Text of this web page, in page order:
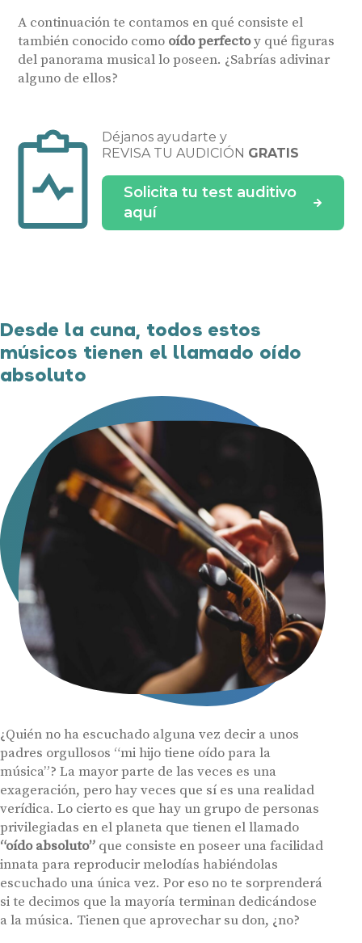
A continuación te contamos en qué consiste el
también conocido como oído perfectoy qué figuras
del panorama musical lo poseen. ¿Sabrías adivinar
alguno de ellos?
Déjanos ayudarte y
REVISA TU AUDICIÓN GRATIS
Solicita tu test auditivo
aquí
Desde la cuna, todos estos
músicos tienen el llamado oído
absoluto
¿Quién no ha escuchado alguna vez decir a unos
padres orgullosos “mi hijo tiene oído para la
música”? La mayor parte de las veces es una
exageración, pero hay veces que sí es una realidad
verídica. Lo cierto es que hay un grupo de personas
privilegiadas en el planeta que tienen el llamado
“oído absoluto” que consiste en poseer una facilidad
innata para reproducir melodías habiéndolas
escuchado una única vez. Por eso no te sorprenderá
si te decimos que la mayoría terminan dedicándose
a la música. Tienen que aprovechar su don, ¿no?